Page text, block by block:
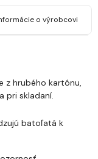
o výrobcovi
z hrubého kartónu,
pri skladaní.
batoľatá k